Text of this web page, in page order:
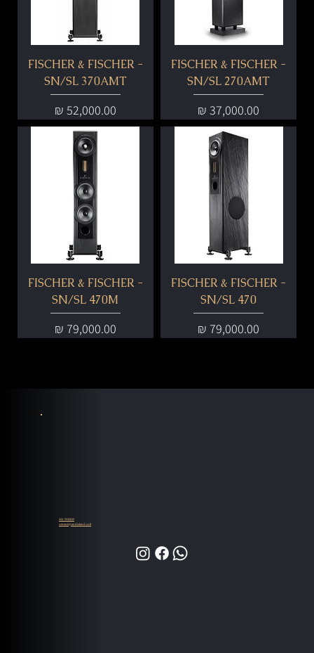
FISCHER & FISCHER -
SN/SL 270AMT
מחיר
FISCHER & FISCHER -
SN/SL 370AMT
מחיר
FISCHER & FISCHER -
SN/SL 470
מחיר
FISCHER & FISCHER -
SN/SL 470M
מחיר
055-9935839
contact@audioland.co.il